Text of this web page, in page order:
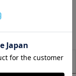
購入レビュー